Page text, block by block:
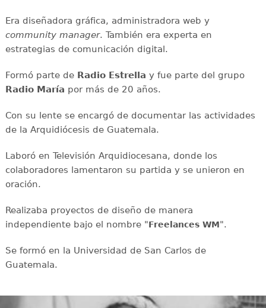
Era diseñadora gráfica, administradora web y
community manager. También era experta en
estrategias de comunicación digital.
Formó parte de Radio Estrella y fue parte del grupo
Radio María por más de 20 años.
Con su lente se encargó de documentar las actividades
de la Arquidiócesis de Guatemala.
Laboró en Televisión Arquidiocesana, donde los
colaboradores lamentaron su partida y se unieron en
oración.
Realizaba proyectos de diseño de manera
independiente bajo el nombre "Freelances WM".
Se formó en la Universidad de San Carlos de
Guatemala.